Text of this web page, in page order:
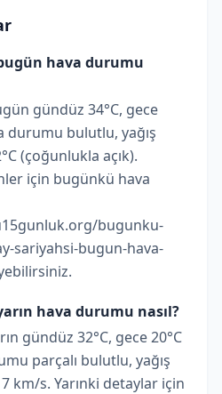
hava durumu
gündüz 34°C, gece
durumu bulutlu, yağış
(çoğunlukla açık).
için bugünkü hava
bugunku-
sariyahsi-bugun-hava-
hava durumu nasıl?
gündüz 32°C, gece 20°C
parçalı bulutlu, yağış
km/s. Yarınki detaylar için